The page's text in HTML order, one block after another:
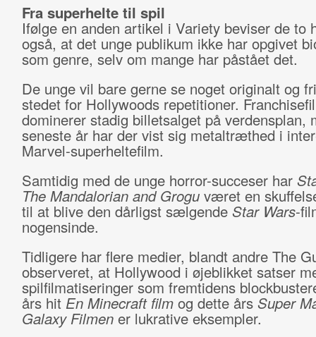
Fra superhelte til spil
Ifølge en anden artikel i Variety beviser de to
også, at det unge publikum ikke har opgivet
som genre, selv om mange har påstået det.
De unge vil bare gerne se noget originalt og
stedet for Hollywoods repetitioner.
dominerer stadig billetsalget på verdensplan,
seneste år har der vist sig metaltræthed i
Marvel-superheltefilm.
Samtidig med de unge horror-succeser har
The Mandalorian and Grogu været en
til at blive den dårligst sælgende Star Wars-
nogensinde.
Tidligere har flere medier, blandt andre The
observeret, at Hollywood i øjeblikket satser
spilfilmatiseringer som fremtidens
års hit En Minecraft film og dette års Super
Galaxy Filmen er lukrative eksempler.